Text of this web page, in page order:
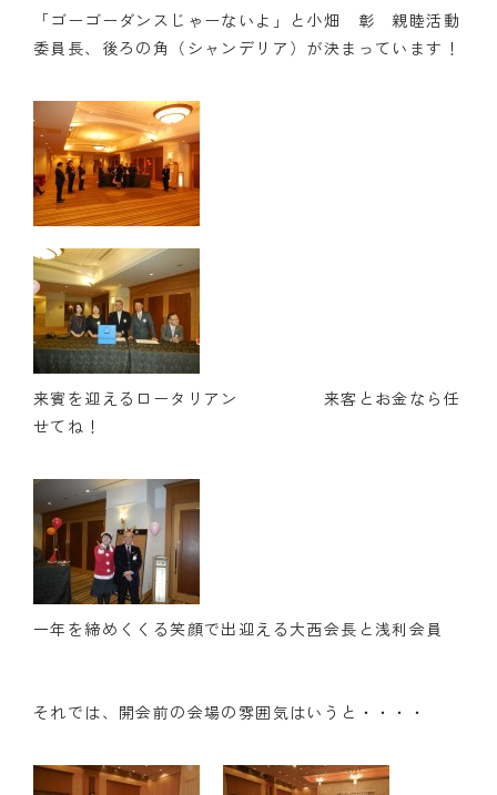
例会場・事務局の案内
情報公開
入会のご案内
「ゴーゴーダンスじゃーないよ」と小畑 彰 親睦活動
委員長、後ろの角（シャンデリア）が決まっています！
来賓を迎えるロータリアン 来客とお金なら任
せてね！
一年を締めくくる笑顔で出迎える大西会長と浅利会員
それでは、開会前の会場の雰囲気はいうと・・・・